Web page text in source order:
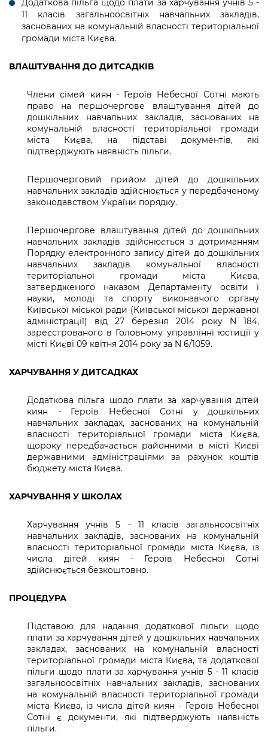
Підприємства, установи, організації
Kyiv International Relations
Безбар'єрність
Київська міська військова адміністрація
Портал Захисників та Захисниць
Безбар'єрність
Портал послуг
Міський застосунок Київ Цифровий
Важливе під час воєнного стану
Уряд» – місцевий рівень»
Важливе під час воєнного стану
Про відкриті дані
Портал даних Києва
Публічні дашборди
Додаткова пільга щодо плати за харчування учнів 5 -
11 класів загальноосвітніх навчальних закладів,
заснованих на комунальній власності територіальної
громади міста Києва.
ВЛАШТУВАННЯ ДО ДИТСАДКІВ
Члени сімей киян - Героїв Небесної Сотні мають
право на першочергове влаштування дітей до
дошкільних навчальних закладів, заснованих на
комунальній власності територіальної громади
міста Києва, на підставі документів, які
підтверджують наявність пільги.
Першочерговий прийом дітей до дошкільних
навчальних закладів здійснюється у передбаченому
законодавством України порядку.
Першочергове влаштування дітей до дошкільних
навчальних закладів здійснюється з дотриманням
Порядку електронного запису дітей до дошкільних
навчальних закладів комунальної власності
територіальної громади міста Києва,
затвердженого наказом Департаменту освіти і
науки, молоді та спорту виконавчого органу
Київської міської ради (Київської міської державної
адміністрації) від 27 березня 2014 року N 184,
зареєстрованого в Головному управлінні юстиції у
місті Києві 09 квітня 2014 року за N 6/1059.
ХАРЧУВАННЯ У ДИТСАДКАХ
Додаткова пільга щодо плати за харчування дітей
киян - Героїв Небесної Сотні у дошкільних
навчальних закладах, заснованих на комунальній
власності територіальної громади міста Києва,
щороку передбачається районними в місті Києві
державними адміністраціями за рахунок коштів
бюджету міста Києва.
ХАРЧУВАННЯ У ШКОЛАХ
Харчування учнів 5 - 11 класів загальноосвітніх
навчальних закладів, заснованих на комунальній
власності територіальної громади міста Києва, із
числа дітей киян - Героїв Небесної Сотні
здійснюється безкоштовно.
ПРОЦЕДУРА
Підставою для надання додаткової пільги щодо
плати за харчування дітей у дошкільних навчальних
закладах, заснованих на комунальній власності
територіальної громади міста Києва, та додаткової
пільги щодо плати за харчування учнів 5 - 11 класів
загальноосвітніх навчальних закладів, заснованих
на комунальній власності територіальної громади
міста Києва, із числа дітей киян - Героїв Небесної
Сотні є документи, які підтверджують наявність
пільги.